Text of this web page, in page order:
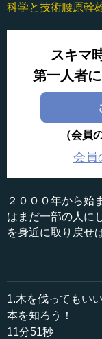
科学と技術腰原幹
スキマ
第一人者
（会員
会員
２０００年から始
はまだ一部の人に
を身近に取り戻せ
ろう。東京大学生
木造を啓蒙活動の
１１月１９日開催
ブセミナー「森と
８話中第６話）
収録日：2015年11
追加日：2016年5
カテゴリー：
社会・福祉
1.木を伐ってもい
本を知ろう！
11分51秒